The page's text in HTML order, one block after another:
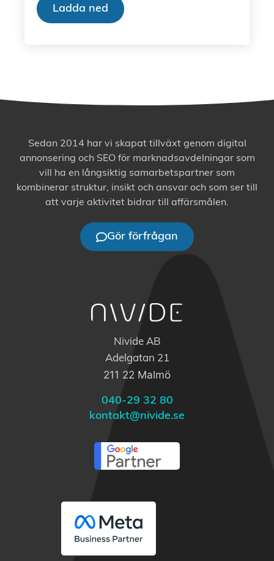
Ladda ned
Sedan 2014 har vi skapat tillväxt genom digital
annonsering och SEO för marknadsavdelningar som
vill ha en långsiktig samarbetspartner som
kombinerar struktur, insikt och ansvar och som ser till
att varje aktivitet bidrar till affärsmålen.
Gör förfrågan
Nivide AB
Adelgatan 21
211 22 Malmö
040-29 32 80
kontakt@nivide.se